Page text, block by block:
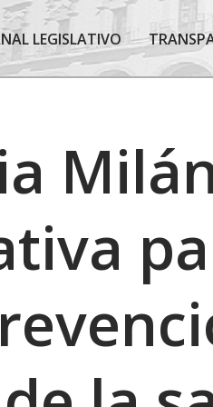
LEGISLATIVO